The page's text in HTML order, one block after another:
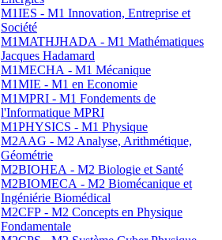
M1IES - M1 Innovation, Entreprise et
Société
M1MATHJHADA - M1 Mathématiques
Jacques Hadamard
M1MECHA - M1 Mécanique
M1MIE - M1 en Economie
M1MPRI - M1 Fondements de
l'Informatique MPRI
M1PHYSICS - M1 Physique
M2AAG - M2 Analyse, Arithmétique,
Géométrie
M2BIOHEA - M2 Biologie et Santé
M2BIOMECA - M2 Biomécanique et
Ingéniérie Biomédical
M2CFP - M2 Concepts en Physique
Fondamentale